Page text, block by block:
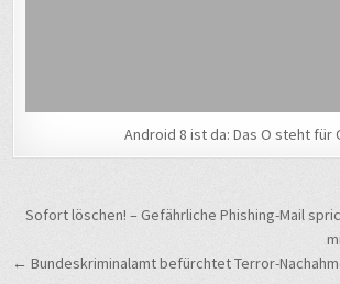
Android 8 ist da: Das O steht für
Beitragsnavigation
Sofort löschen! – Gefährliche Phishing-Mail
← Bundeskriminalamt befürchtet Terror-